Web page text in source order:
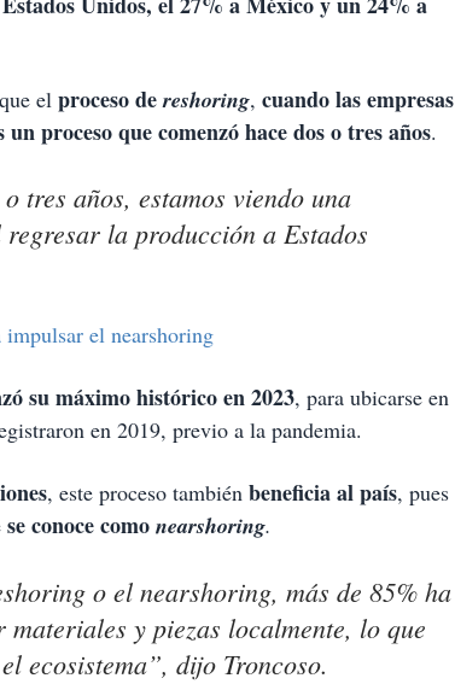
el proceso dereshoring, cuando las empresas
un proceso que comenzó hace dos o tres años.
tres años, estamos viendo una
la producción a Estados
el nearshoring
su máximo histórico en 2023, para ubicarse en
en 2019, previo a la pandemia.
, este proceso también beneficia al país, pues
se conoce como nearshoring.
o el nearshoring, más de 85% ha
y piezas localmente, lo que
ecosistema”, dijo Troncoso.